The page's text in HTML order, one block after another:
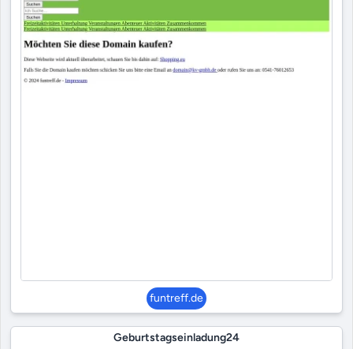
funtreff.de
Geburtstagseinladung24